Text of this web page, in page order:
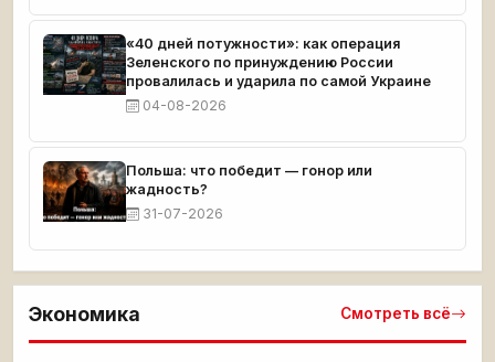
«40 дней потужности»: как операция
Зеленского по принуждению России
провалилась и ударила по самой Украине
04-08-2026
Польша: что победит — гонор или
жадность?
31-07-2026
Экономика Смотреть всё